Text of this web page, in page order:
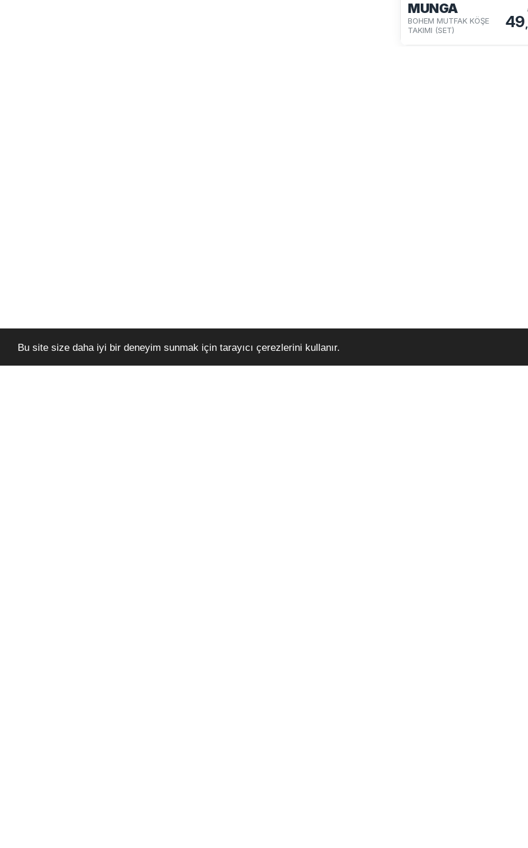
Bu site size daha iyi bir deneyim sunmak için tarayıcı çerezlerini kullanır.
MUNGA
BOHEM MUTFAK KÖŞE
TAKIMI (SET)
49